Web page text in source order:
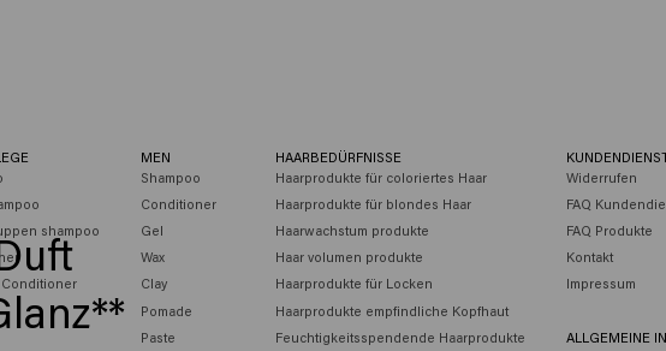
shampoo
MEN
Shampoo
Conditioner
Gel
Wax
Clay
Pomade
Paste
HAARBEDÜRFNISSE
Haarprodukte für coloriertes Haar
Haarprodukte für blondes Haar
Haarwachstum produkte
Haar volumen produkte
Haarprodukte für Locken
Haarprodukte empfindliche Kopfhaut
Feuchtigkeitsspendende Haarprodukte
Widerrufen
FAQ
FAQ Produkte
Kontakt
Impressum
ALLGEMEINE